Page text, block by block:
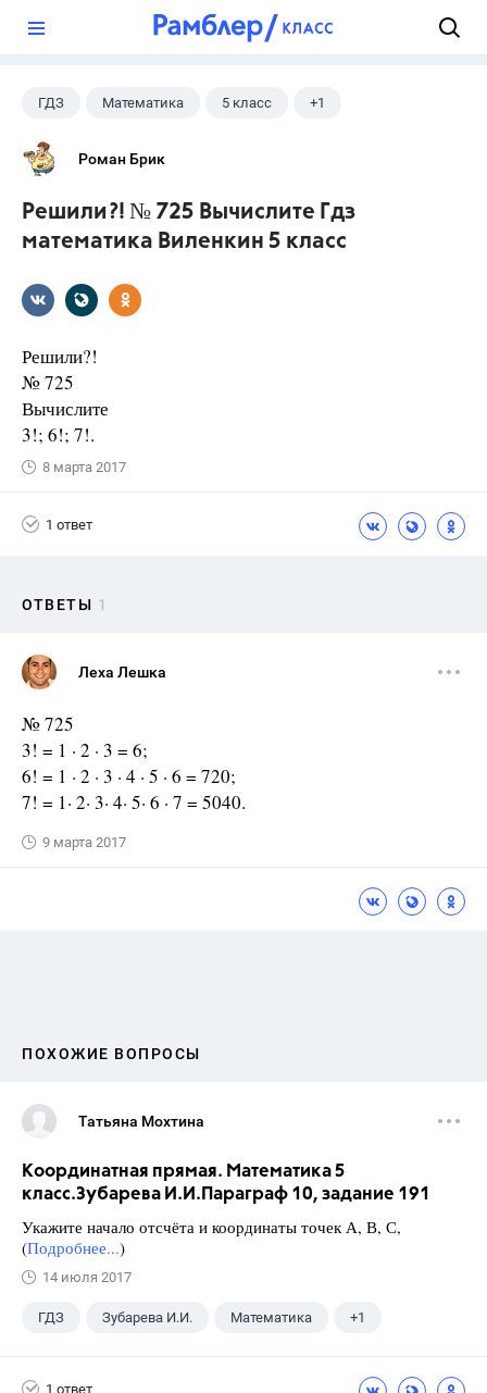
ГДЗ Математика 5 класс +1
Виленкин Н.Я.
Роман Брик
Решили?! № 725 Вычислите Гдз
математика Виленкин 5 класс
Решили?!
№ 725
Вычислите
3!; 6!; 7!.
8 марта 2017
1 ответ
ОТВЕТЫ 1
Леха Лешка
№ 725
3! = 1 · 2 · 3 = 6;
6! = 1 · 2 · 3 · 4 · 5 · 6 = 720;
7! = 1· 2· 3· 4· 5· 6 · 7 = 5040.
9 марта 2017
ПОХОЖИЕ ВОПРОСЫ
Татьяна Мохтина
Координатная прямая. Математика 5
класс.Зубарева И.И.Параграф 10, задание 191
Укажите начало отсчёта и координаты точек А, В, С,
(Подробнее...)
14 июля 2017
ГДЗ Зубарева И.И. Математика +1
1 ответ